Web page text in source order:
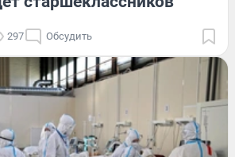
297 Обсудить